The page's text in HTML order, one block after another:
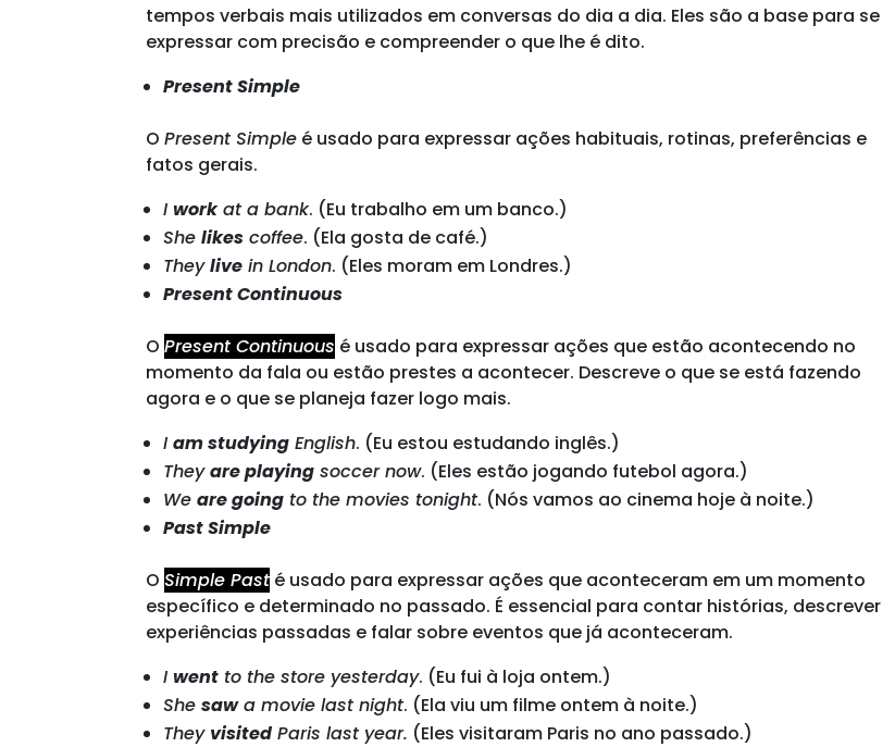
tempos verbais mais utilizados em conversas do dia a dia. Eles são a base para se
expressar com precisão e compreender o que lhe é dito.
Present Simple
OPresent Simple é usado para expressar ações habituais, rotinas, preferências e
fatos gerais.
Iworkat a bank. (Eu trabalho em um banco.)
Shelikes coffee. (Ela gosta de café.)
Theylive in London. (Eles moram em Londres.)
Present Continuous
OPresent Continuous é usado para expressar ações que estão acontecendo no
momento da fala ou estão prestes a acontecer. Descreve o que se está fazendo
agora e o que se planeja fazer logo mais.
Iam studying English. (Eu estou estudando inglês.)
Theyare playing soccer now. (Eles estão jogando futebol agora.)
Weare going to the movies tonight. (Nós vamos ao cinema hoje à noite.)
Past Simple
OSimple Past é usado para expressar ações que aconteceram em um momento
específico e determinado no passado. É essencial para contar histórias, descrever
experiências passadas e falar sobre eventos que já aconteceram.
Iwent to the store yesterday. (Eu fui à loja ontem.)
Shesawa movie last night. (Ela viu um filme ontem à noite.)
They visited Paris last year. (Eles visitaram Paris no ano passado.)